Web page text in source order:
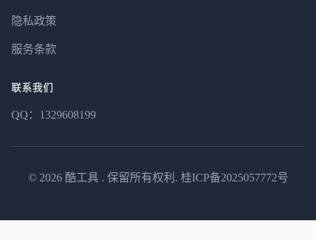
隐私政策
服务条款
联系我们
QQ：1329608199
© 2026 酷工具. 保留所有权利. 桂ICP备2025057772号